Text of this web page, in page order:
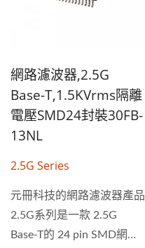
網路濾波器,2.5G
Base-T,1.5KVrms隔離
電壓SMD24封裝30FB-
13NL
2.5G Series
元冊科技的網路濾波器產品
2.5G系列是一款 2.5G
Base-T的 24 pin SMD網路